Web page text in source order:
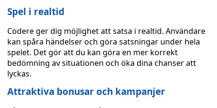
Spel i realtid
Codere ger dig möjlighet att satsa i realtid. Användare
kan spåra händelser och göra satsningar under hela
spelet. Det gör att du kan göra en mer korrekt
bedömning av situationen och öka dina chanser att
lyckas.
Attraktiva bonusar och kampanjer